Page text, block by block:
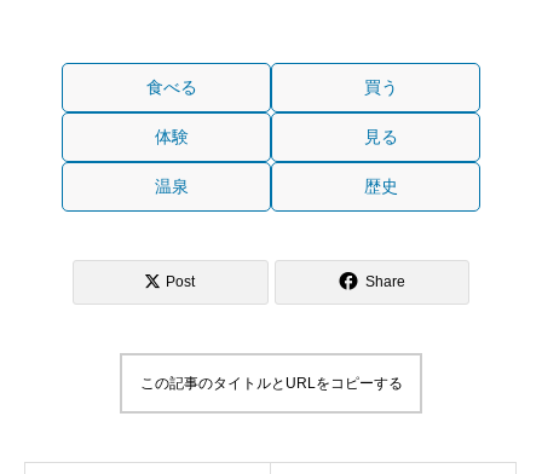
食べる 買う
体験 見る
温泉 歴史
Post Share
この記事のタイトルとURLをコピーする